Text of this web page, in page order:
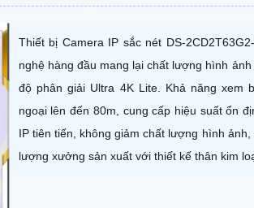
Thiết bị Camera IP sắc nét DS-
nghệ hàng đầu mang lại chất lượng hình
độ phân giải Ultra 4K Lite. Khả năng xem
ngoại lên đến 80m, cung cấp hiệu suất ổn
IP tiên tiến, không giảm chất lượng hình ảnh,
lượng xưởng sản xuất với thiết kế thân kim